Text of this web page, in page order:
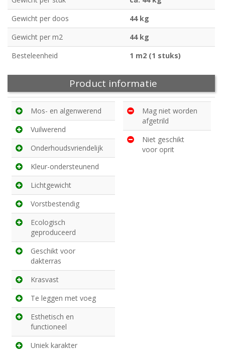
Gewicht per doos
44 kg
Gewicht per m2
44 kg
Besteleenheid
1 m2 (1 stuks)
Product informatie
Mos- en algenwerend
Vuilwerend
Onderhoudsvriendelijk
Kleur-ondersteunend
Lichtgewicht
Vorstbestendig
Ecologisch
geproduceerd
Geschikt voor
dakterras
Krasvast
Te leggen met voeg
Esthetisch en
functioneel
Uniek karakter
Mag niet worden
afgetrild
Niet geschikt
voor oprit